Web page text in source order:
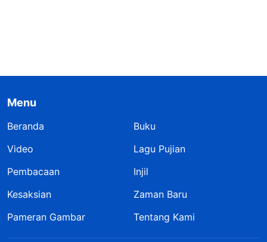
Menu
Beranda
Buku
Video
Lagu Pujian
Pembacaan
Injil
Kesaksian
Zaman Baru
Pameran Gambar
Tentang Kami